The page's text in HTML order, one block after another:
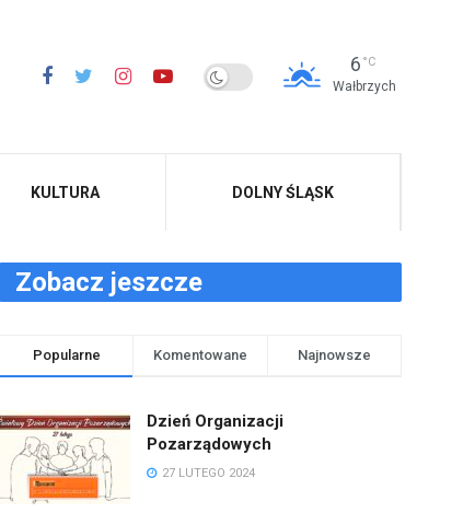
6 °C
Wałbrzych
KULTURA DOLNY ŚLĄSK
Zobacz jeszcze
Popularne Komentowane Najnowsze
Dzień Organizacji
Pozarządowych
27 LUTEGO 2024